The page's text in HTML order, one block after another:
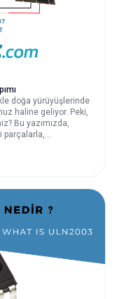
doğa yürüyüşlerinde
haline geliyor. Peki,
Bu yazımızda,
parçalarla,
taşınabilir bir